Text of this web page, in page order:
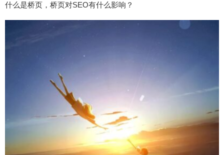
什么是桥页，桥页对SEO有什么影响？